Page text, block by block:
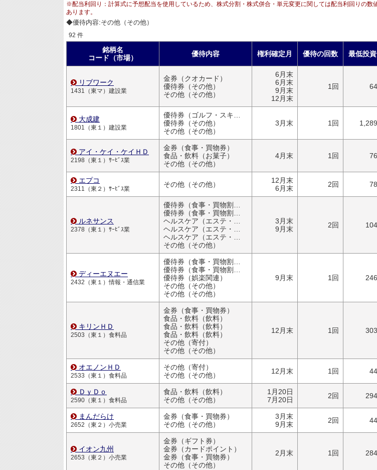
※配当利回り：計算式に予想配当を使用しているため、株式分割・株式併合・単元変更に関しては配当利回りの数
あります。
◆優待内容:その他（その他）
92 件
銘柄名
コード（市場）
優待内容 権利確定月 優待の回数 最低投
リブワーク
1431（東マ）建設業
金券（クオカード）
優待券（その他）
その他（その他）
6月末
6月末
9月末
12月末
1回
大成建
1801（東１）建設業
優待券（ゴルフ・スキー）
優待券（その他）
その他（その他）
3月末 1回
アイ・ケイ・ケイＨＤ
2198（東１）ｻｰﾋﾞｽ業
金券（食事・買物券）
食品・飲料（お菓子）
その他（その他）
4月末 1回
エプコ
2311（東２）ｻｰﾋﾞｽ業
その他（その他）
12月末
6月末
2回
ルネサンス
2378（東１）ｻｰﾋﾞｽ業
優待券（食事・買物割引券）
優待券（食事・買物割引券）
ヘルスケア（エステ・ジム）
ヘルスケア（エステ・ジム）
ヘルスケア（エステ・ジム）
その他（その他）
3月末
9月末
2回
ディーエヌエー
2432（東１）情報・通信業
優待券（食事・買物割引券）
優待券（食事・買物割引券）
優待券（娯楽関連）
その他（その他）
その他（その他）
9月末 1回
キリンＨＤ
2503（東１）食料品
金券（食事・買物券）
食品・飲料（飲料）
食品・飲料（飲料）
食品・飲料（飲料）
その他（寄付）
その他（その他）
12月末 1回
オエノンＨＤ
2533（東１）食料品
その他（寄付）
その他（その他）
12月末 1回
ＤｙＤｏ
2590（東１）食料品
食品・飲料（飲料）
その他（その他）
1月20日
7月20日
2回
まんだらけ
2652（東２）小売業
金券（食事・買物券）
その他（その他）
3月末
9月末
2回
イオン九州
2653（東２）小売業
金券（ギフト券）
金券（カードポイント）
金券（食事・買物券）
その他（その他）
2月末 1回